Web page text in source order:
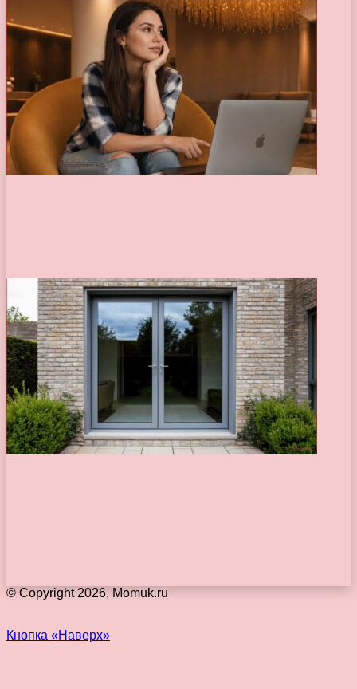
© Copyright 2026, Momuk.ru
Кнопка «Наверх»